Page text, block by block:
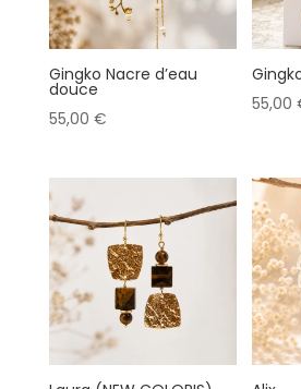
Gingko Nacre d’eau
douce
55,00 €
55,00